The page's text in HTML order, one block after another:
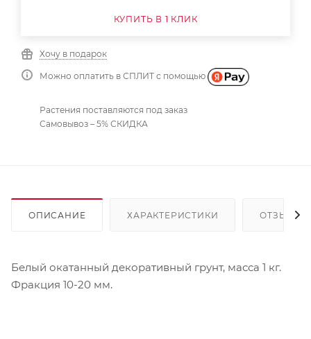
КУПИТЬ В 1 КЛИК
Хочу в подарок
Можно оплатить в СПЛИТ с помощью
Растения поставляются под заказ
Самовывоз – 5% СКИДКА
ОПИСАНИЕ ХАРАКТЕРИСТИКИ ОТЗЫВЫ
Белый окатанный декоративный грунт, масса 1 кг.
Фракция 10-20 мм.